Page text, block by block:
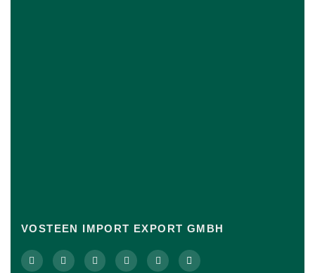
VOSTEEN IMPORT EXPORT GMBH